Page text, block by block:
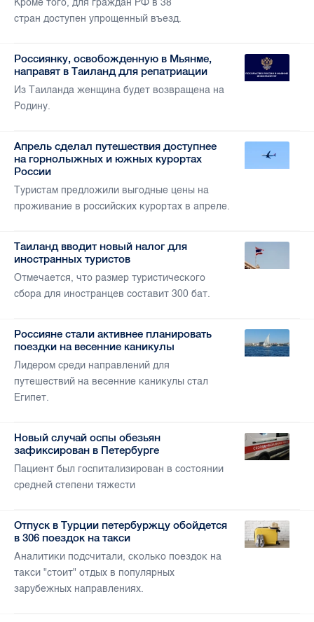
Кроме того, для граждан РФ в 38
стран доступен упрощенный въезд.
Россиянку, освобожденную в Мьянме,
направят в Таиланд для репатриации
Из Таиланда женщина будет возвращена на
Родину.
Апрель сделал путешествия доступнее
на горнолыжных и южных курортах
России
Туристам предложили выгодные цены на
проживание в российских курортах в апреле.
Таиланд вводит новый налог для
иностранных туристов
Отмечается, что размер туристического
сбора для иностранцев составит 300 бат.
Россияне стали активнее планировать
поездки на весенние каникулы
Лидером среди направлений для
путешествий на весенние каникулы стал
Египет.
Новый случай оспы обезьян
зафиксирован в Петербурге
Пациент был госпитализирован в состоянии
средней степени тяжести
Отпуск в Турции петербуржцу обойдется
в 306 поездок на такси
Аналитики подсчитали, сколько поездок на
такси "стоит" отдых в популярных
зарубежных направлениях.